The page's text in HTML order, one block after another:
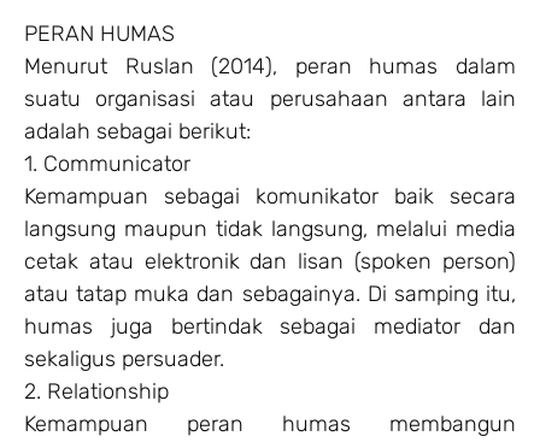
PERAN HUMAS
Menurut Ruslan (2014), peran humas dalam
suatu organisasi atau perusahaan antara lain
adalah sebagai berikut:
1. Communicator
Kemampuan sebagai komunikator baik secara
langsung maupun tidak langsung, melalui media
cetak atau elektronik dan lisan (spoken person)
atau tatap muka dan sebagainya. Di samping itu,
humas juga bertindak sebagai mediator dan
sekaligus persuader.
2. Relationship
Kemampuan peran humas membangun